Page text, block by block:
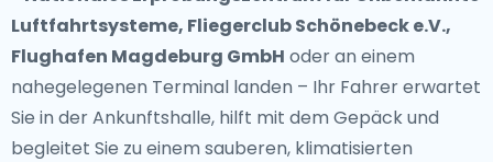
Luftfahrtsysteme, Fliegerclub Schönebeck e.V.,
Flughafen Magdeburg GmbH oder an einem
nahegelegenen Terminal landen – Ihr Fahrer erwartet
Sie in der Ankunftshalle, hilft mit dem Gepäck und
begleitet Sie zu einem sauberen, klimatisierten